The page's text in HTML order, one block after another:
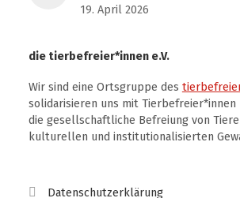
19. April 2026
die tierbefreier*innen e.V.
Wir sind eine Ortsgruppe des
solidarisieren uns mit
die gesellschaftliche Befreiung von
kulturellen und institutionalisierten
Datenschutzerklärung